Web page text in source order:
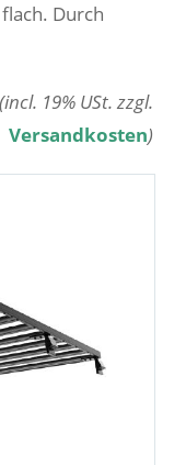
Durch
(incl. 19% USt. zzgl.
Versandkosten)